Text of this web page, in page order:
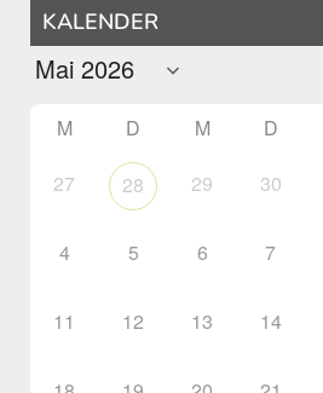
KALENDER
M D M D
27 28 29 30
4 5 6 7
11 12 13 14